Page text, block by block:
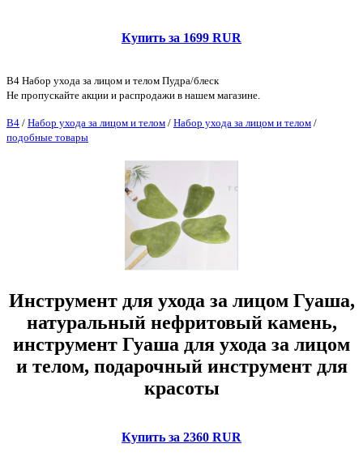
Купить за 1699 RUR
B4 Набор ухода за лицом и телом Пудра/блеск
Не пропускайте акции и распродажи в нашем магазине.
B4 / Набор ухода за лицом и телом / Набор ухода за лицом и телом /
подобные товары
Инструмент для ухода за лицом Гуаша,
натуральный нефритовый камень,
инструмент Гуаша для ухода за лицом
и телом, подарочный инструмент для
красоты
Купить за 2360 RUR